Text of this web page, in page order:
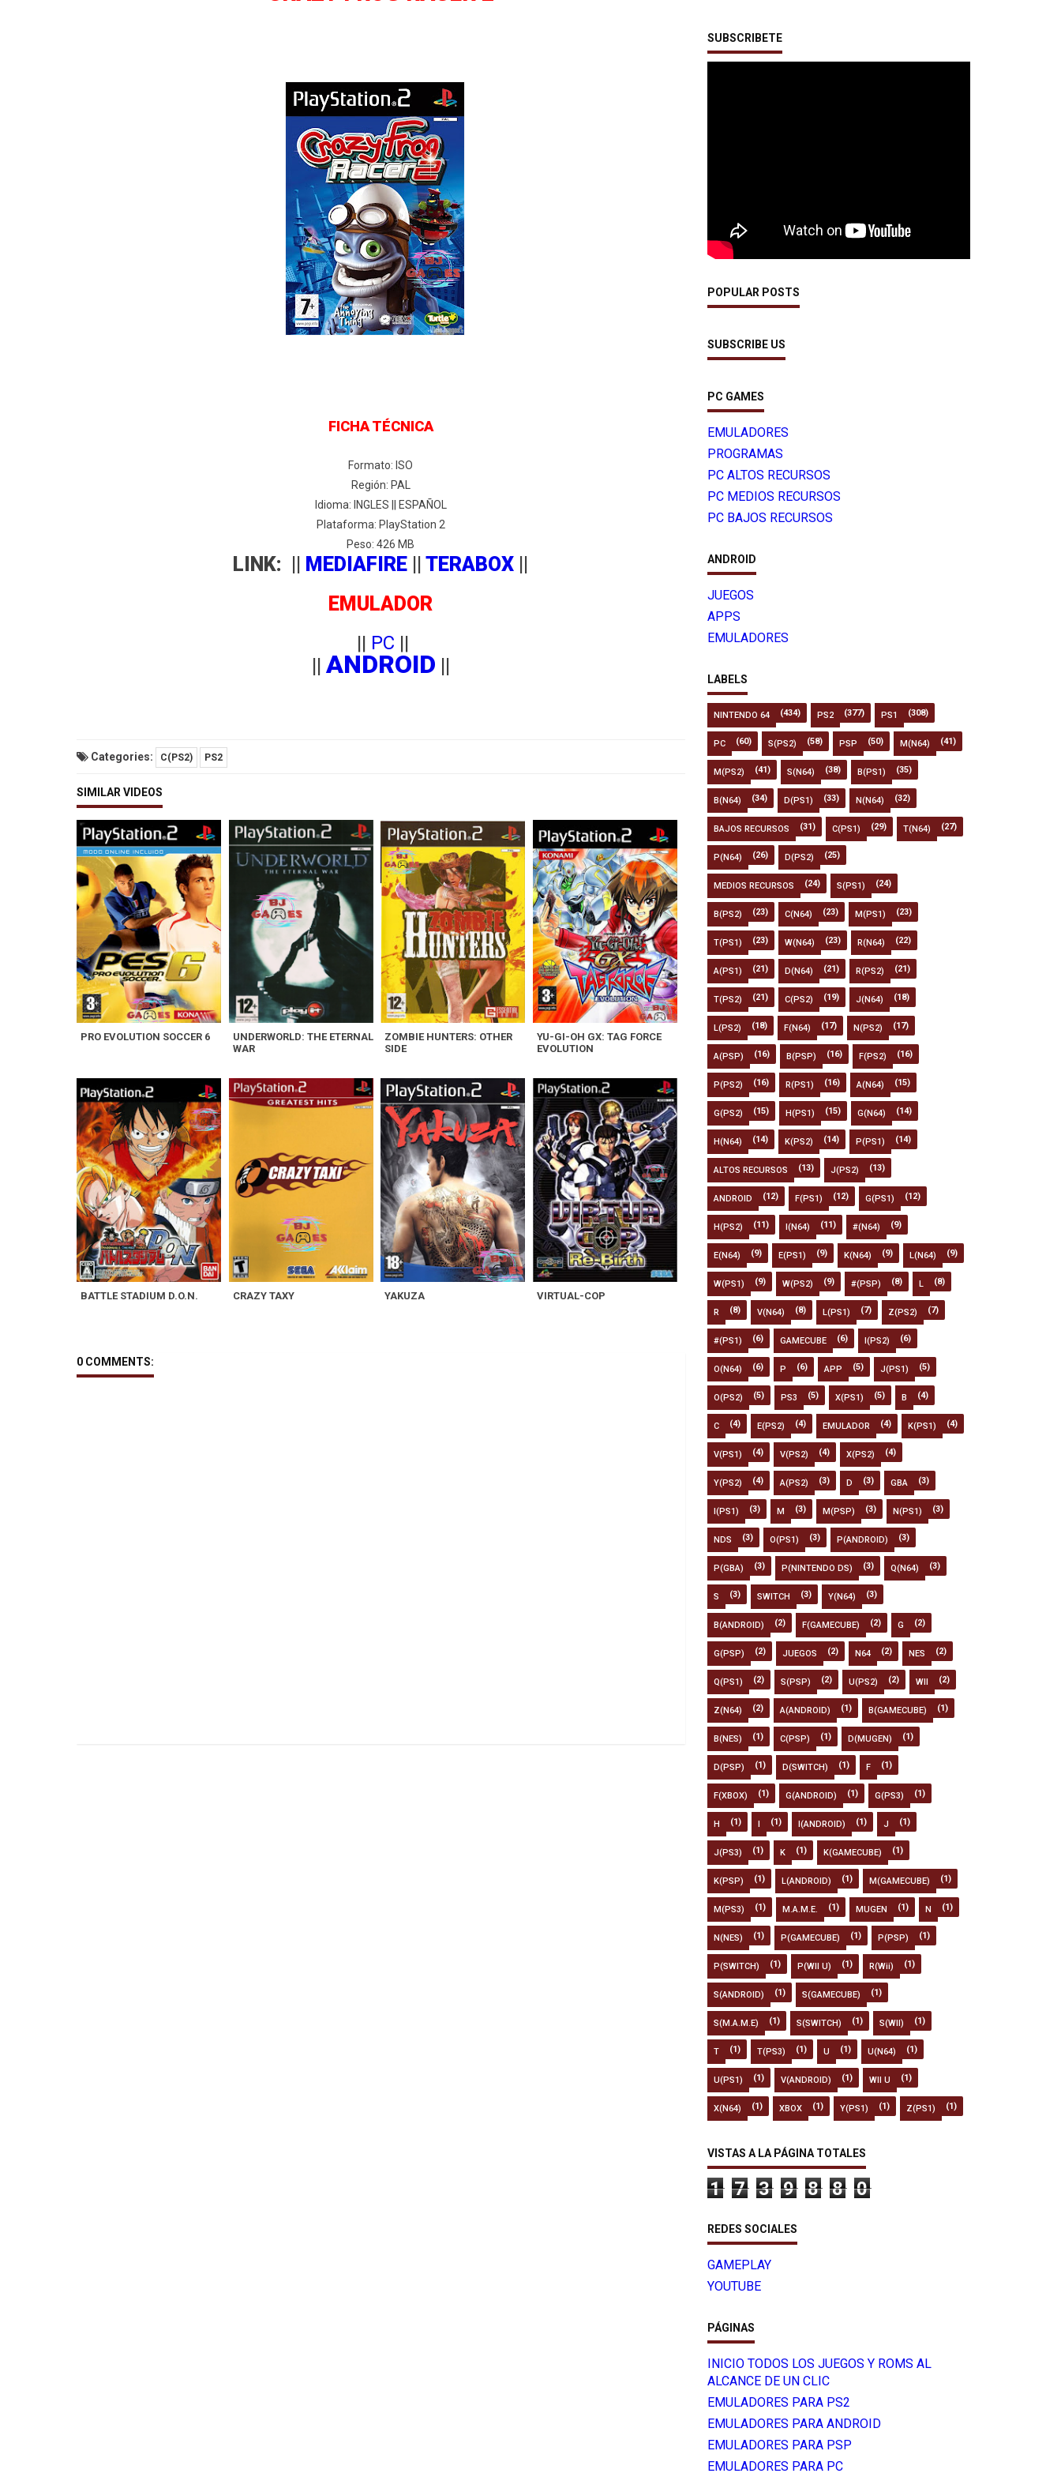
FICHA TÉCNICA
Formato: ISO
Región: PAL
Idioma: INGLES || ESPAÑOL
Plataforma: PlayStation 2
Peso: 426 MB
LINK: || MEDIAFIRE ||TERABOX
EMULADOR
|| PC ||
ANDROID
Categories: C(PS2) PS2
SIMILAR VIDEOS
PRO EVOLUTION SOCCER 6
UNDERWORLD: THE ETERNAL
WAR
ZOMBIE HUNTERS: OTHER
SIDE
YU-GI-OH GX: TAG FORCE
EVOLUTION
BATTLE STADIUM D.O.N. CRAZY TAXY YAKUZA VIRTUAL-COP
0 COMMENTS:
SUBSCRIBETE
POPULAR POSTS
SUBSCRIBE US
PC GAMES
EMULADORES
PROGRAMAS
PC ALTOS RECURSOS
PC MEDIOS RECURSOS
PC BAJOS RECURSOS
ANDROID
JUEGOS
APPS
EMULADORES
LABELS
NINTENDO 64 (434) PS2 (377) PS1 (308)
PC (60) S(PS2) (58) PSP (50) M(N64) (41)
M(PS2) (41) S(N64) (38) B(PS1) (35)
B(N64) (34) D(PS1) (33) N(N64) (32)
BAJOS RECURSOS (31) C(PS1) (29) T(N64) (27)
P(N64) (26) D(PS2) (25)
MEDIOS RECURSOS (24) S(PS1) (24)
B(PS2) (23) C(N64) (23) M(PS1) (23)
T(PS1) (23) W(N64) (23) R(N64) (22)
A(PS1) (21) D(N64) (21) R(PS2) (21)
T(PS2) (21) C(PS2) (19) J(N64) (18)
L(PS2) (18) F(N64) (17) N(PS2) (17)
A(PSP) (16) B(PSP) (16) F(PS2) (16)
P(PS2) (16) R(PS1) (16) A(N64) (15)
G(PS2) (15) H(PS1) (15) G(N64) (14)
H(N64) (14) K(PS2) (14) P(PS1) (14)
ALTOS RECURSOS (13) J(PS2) (13)
ANDROID (12) F(PS1) (12) G(PS1) (12)
H(PS2) (11) I(N64) (11) #(N64) (9)
E(N64) (9) E(PS1) (9) K(N64) (9) L(N64) (9)
W(PS1) (9) W(PS2) (9) #(PSP) (8) L (8)
R (8) V(N64) (8) L(PS1) (7) Z(PS2) (7)
#(PS1) (6) GAMECUBE (6) I(PS2) (6)
O(N64) (6) P (6) APP (5) J(PS1) (5)
O(PS2) (5) PS3 (5) X(PS1) (5) B (4)
C (4) E(PS2) (4) EMULADOR (4) K(PS1) (4)
V(PS1) (4) V(PS2) (4) X(PS2) (4)
Y(PS2) (4) A(PS2) (3) D (3) GBA (3)
I(PS1) (3) M (3) M(PSP) (3) N(PS1) (3)
NDS (3) O(PS1) (3) P(ANDROID) (3)
P(GBA) (3) P(NINTENDO DS) (3) Q(N64) (3)
S (3) SWITCH (3) Y(N64) (3)
B(ANDROID) (2) F(GAMECUBE) (2) G (2)
G(PSP) (2) JUEGOS (2) N64 (2) NES (2)
Q(PS1) (2) S(PSP) (2) U(PS2) (2) WII (2)
Z(N64) (2) A(ANDROID) (1) B(GAMECUBE) (1)
B(NES) (1) C(PSP) (1) D(MUGEN) (1)
D(PSP) (1) D(SWITCH) (1) F (1)
F(XBOX) (1) G(ANDROID) (1) G(PS3) (1)
H (1) I (1) I(ANDROID) (1) J (1)
J(PS3) (1) K (1) K(GAMECUBE) (1)
K(PSP) (1) L(ANDROID) (1) M(GAMECUBE) (1)
M(PS3) (1) M.A.M.E. (1) MUGEN (1) N (1)
N(NES) (1) P(GAMECUBE) (1) P(PSP) (1)
P(SWITCH) (1) P(WII U) (1) R(Wii) (1)
S(ANDROID) (1) S(GAMECUBE) (1)
S(M.A.M.E) (1) S(SWITCH) (1) S(WII) (1)
T (1) T(PS3) (1) U (1) U(N64) (1)
U(PS1) (1) V(ANDROID) (1) WII U (1)
X(N64) (1) XBOX (1) Y(PS1) (1) Z(PS1) (1)
VISTAS A LA PÁGINA TOTALES
1 7 3 9 8 8 0
REDES SOCIALES
GAMEPLAY
YOUTUBE
PÁGINAS
INICIO TODOS LOS JUEGOS Y ROMS AL
ALCANCE DE UN CLIC
EMULADORES PARA PS2
EMULADORES PARA ANDROID
EMULADORES PARA PSP
EMULADORES PARA PC